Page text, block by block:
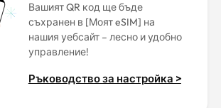
Вашият QR код ще бъде
съхранен в [Моят eSIM] на
нашия уебсайт – лесно и удобно
управление!
Ръководство за настройка >